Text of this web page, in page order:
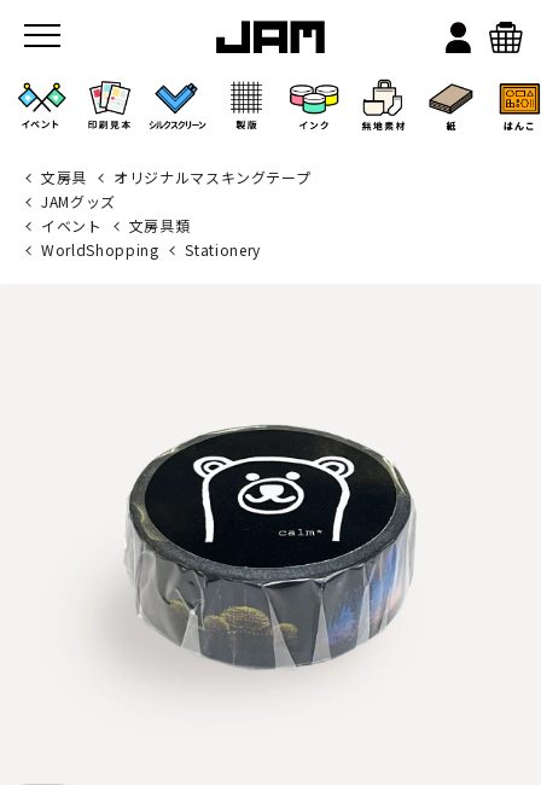
文房具
オリジナルマスキングテープ
JAMグッズ
イベント
文房具類
WorldShopping
Stationery